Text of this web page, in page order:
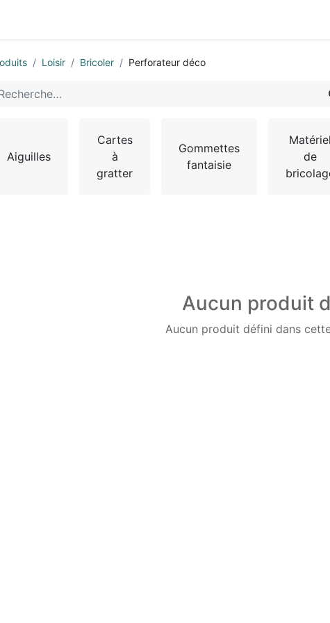
Loisir Bricoler Perforateur déco
Aiguilles
Cartes
à
gratter
Gommettes
fantaisie
Matériel
de
Aucun produit
Aucun produit défini dans